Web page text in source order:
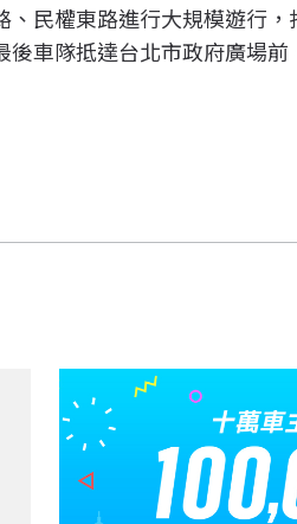
民權東路進行大規模遊行
車隊抵達台北市政府廣場